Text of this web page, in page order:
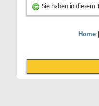
Sie haben in diesem
Home|